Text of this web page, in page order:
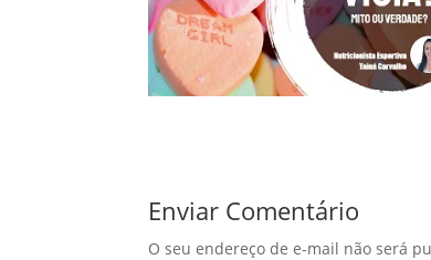
Enviar Comentário
O seu endereço de e-mail não será